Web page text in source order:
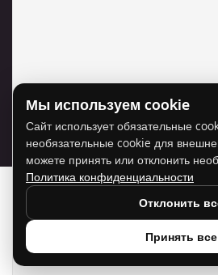
Для отображения карты
использование cookie для
Разрешить
Мы используем cookie
Сайт использует обязательные
необязательные cookie для
можете принять или отклонить
Политика конфиденциальности
Отклонить
Принять все